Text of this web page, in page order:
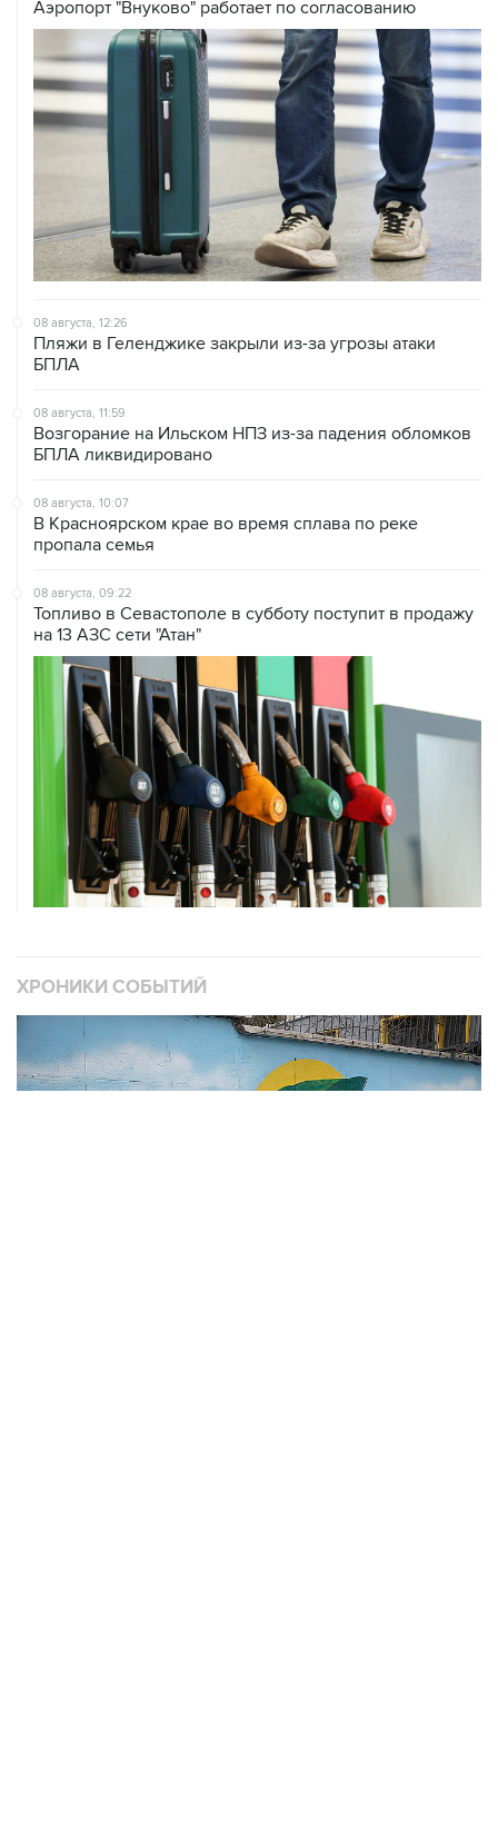
Аэропорт "Внуково" работает по согласованию
08 августа, 12:26
Пляжи в Геленджике закрыли из-за угрозы атаки
БПЛА
08 августа, 11:59
Возгорание на Ильском НПЗ из-за падения обломков
БПЛА ликвидировано
08 августа, 10:07
В Красноярском крае во время сплава по реке
пропала семья
08 августа, 09:22
Топливо в Севастополе в субботу поступит в продажу
на 13 АЗС сети "Атан"
ХРОНИКИ СОБЫТИЙ